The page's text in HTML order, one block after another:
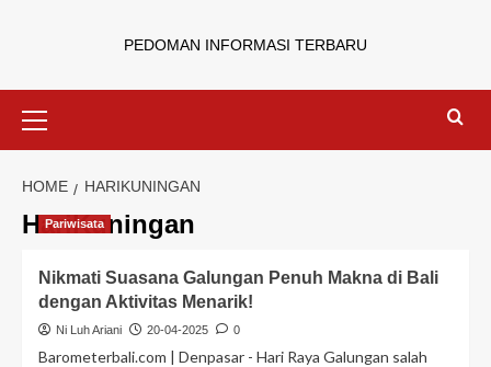
PEDOMAN INFORMASI TERBARU
HOME HARIKUNINGAN
HariKuningan
Pariwisata
Nikmati Suasana Galungan Penuh Makna di Bali
dengan Aktivitas Menarik!
Ni Luh Ariani 20-04-2025 0
Barometerbali.com | Denpasar - Hari Raya Galungan salah